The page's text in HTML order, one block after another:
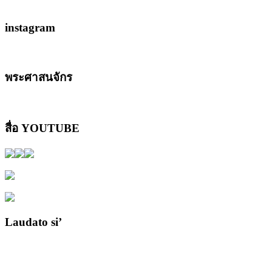
instagram
พระศาสนจักร
สื่อ YOUTUBE
Laudato si’